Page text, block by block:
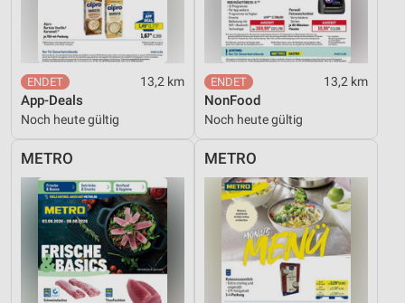
13,2 km
App-Deals
Noch heute gültig
13,2 km
NonFood
Noch heute gültig
METRO METRO
Analyse von Zielgruppen durch Statistiken oder
Kombinationen von Daten aus verschiedenen
Quellen
Entwicklung und Verbesserung der Angebote
Verwendung reduzierter Daten zur Auswahl von
Verwendung genauer Standortdaten
Geräte anhand von aktiv angeforderten
Informationen identifizieren
Nicht-IAB-Verarbeitungszwecke: